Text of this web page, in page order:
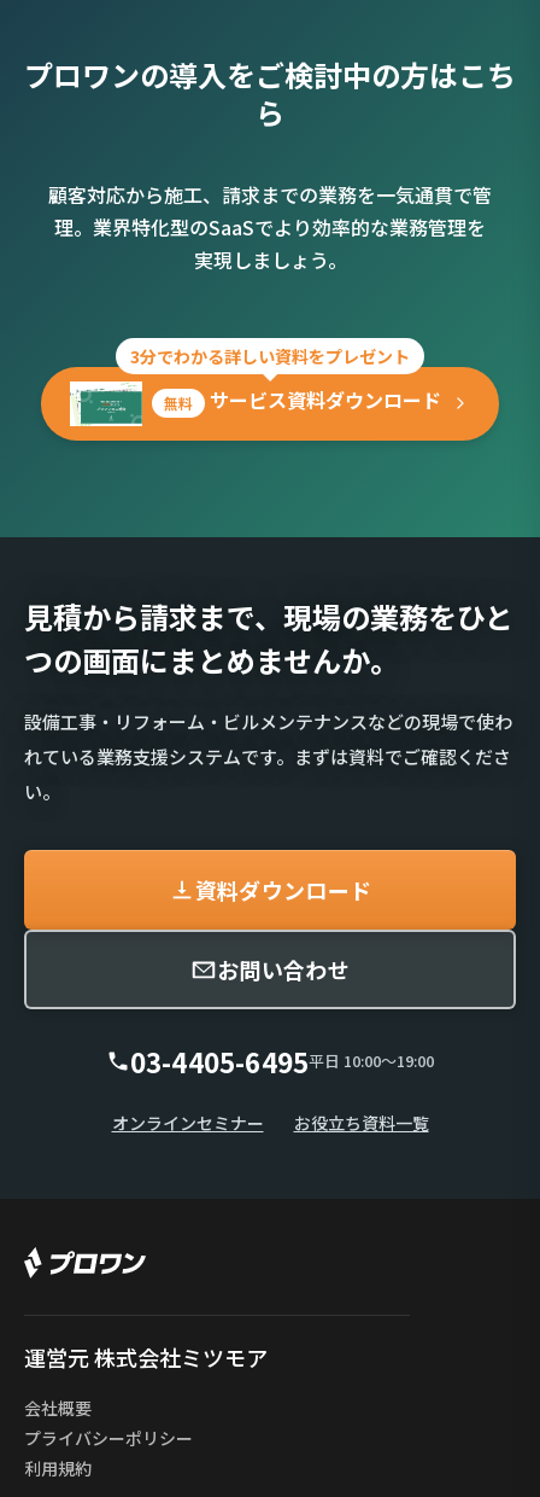
プロワンの導入をご検討中の方はこち
ら
顧客対応から施工、請求までの業務を一気通貫で管
理。業界特化型のSaaSでより効率的な業務管理を
実現しましょう。
3分でわかる詳しい資料をプレゼント
無料 サービス資料ダウンロード
見積から請求まで、現場の業務をひと
つの画面にまとめませんか。
設備工事・リフォーム・ビルメンテナンスなどの現場で使わ
れている業務支援システムです。まずは資料でご確認くださ
い。
資料ダウンロード
お問い合わせ
03-4405-6495平日 10:00〜19:00
オンラインセミナー お役立ち資料一覧
運営元 株式会社ミツモア
会社概要
プライバシーポリシー
利用規約